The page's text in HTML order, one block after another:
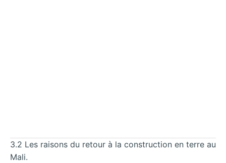
3.2 Les raisons du retour à la construction en terre au
Mali.